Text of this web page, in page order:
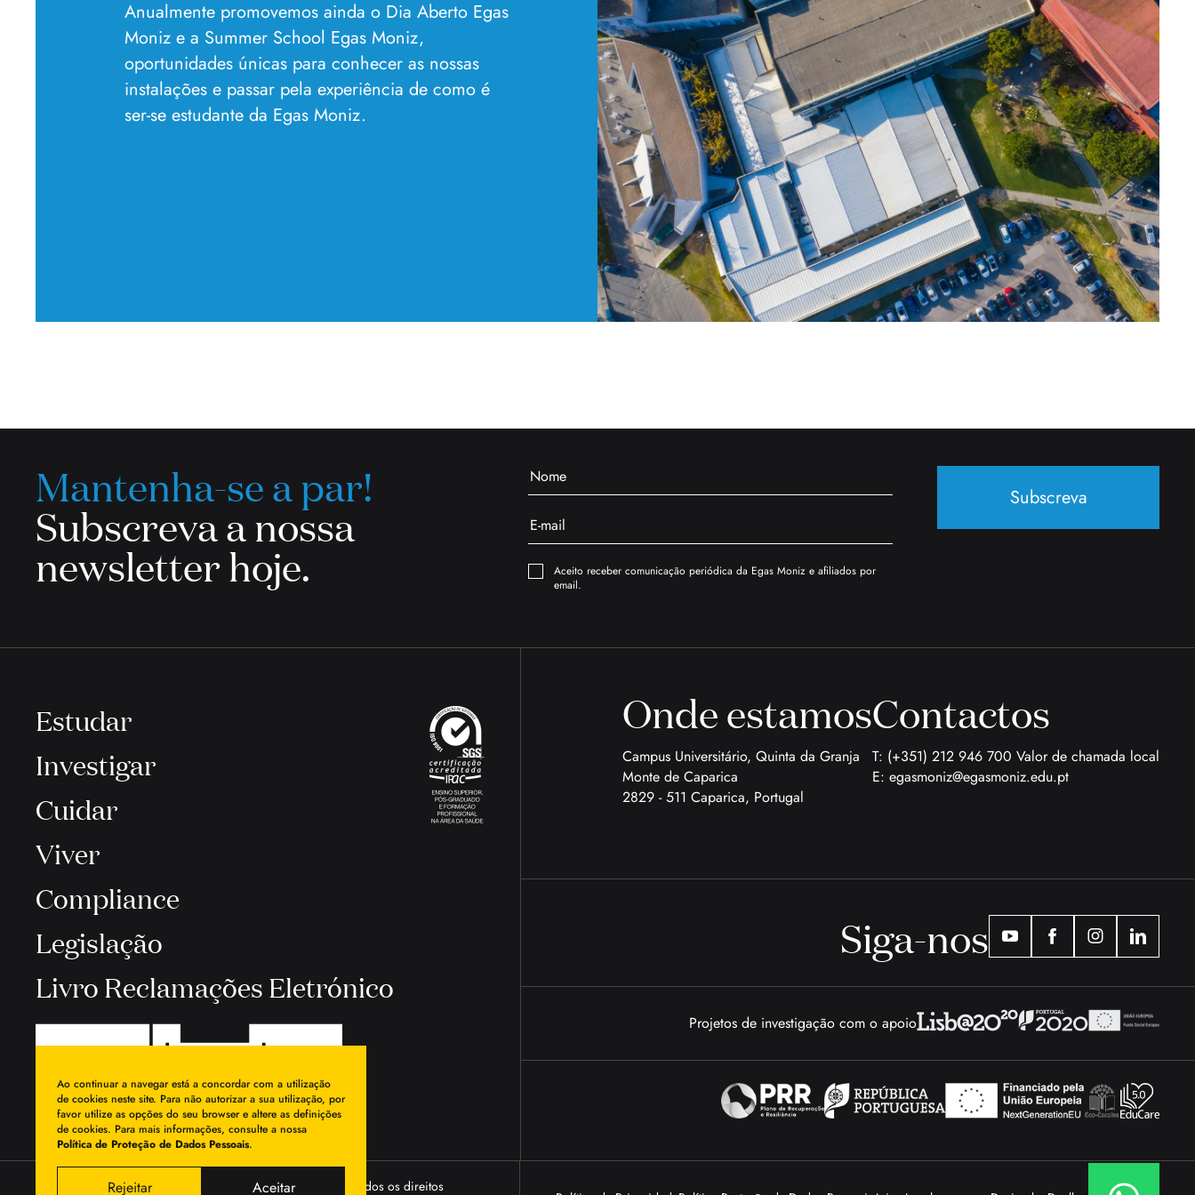
Anualmente promovemos ainda o Dia Aberto Egas
Moniz e a Summer School Egas Moniz,
oportunidades únicas para conhecer as nossas
instalações e passar pela experiência de como é
ser-se estudante da Egas Moniz.
Mantenha-se a par!
Subscreva a nossa
newsletter hoje.
Aceito receber comunicação periódica da Egas Moniz e afiliados por
email.
Subscreva
Estudar
Investigar
Cuidar
Viver
Compliance
Legislação
Livro Reclamações Eletrónico
Onde estamos
Campus Universitário, Quinta da Granja
Monte de Caparica
2829 - 511 Caparica, Portugal
Contactos
T: (+351) 212 946 700 Valor de chamada local
E: egasmoniz@egasmoniz.edu.pt
Siga-nos
Projetos de investigação com o apoio
© 2026 Egas Moniz - Cooperativa de Ensino Superior, Crl. Todos os direitos
Ao continuar a navegar está a concordar com a utilização
de cookies neste site. Para não autorizar a sua utilização, por
favor utilize as opções do seu browser e altere as definições
de cookies. Para mais informações, consulte a nossa
Política de Proteção de Dados Pessoais.
Rejeitar Aceitar